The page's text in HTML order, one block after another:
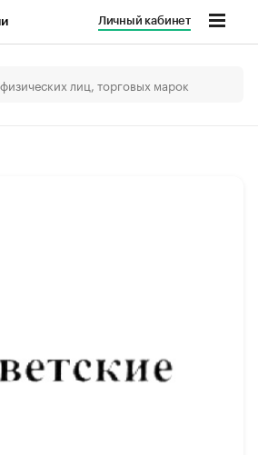
Личный кабинет